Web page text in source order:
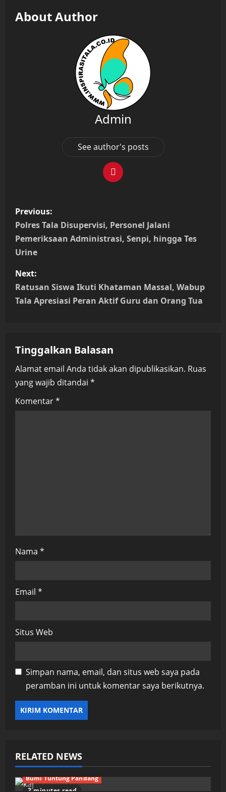
About Author
Admin
See author's posts
P
o
s
t
n
i
g
a
Previous:
Polres Tala Disupervisi, Personel Jalani
Pemeriksaan Administrasi, Senpi, hingga Tes
Urine
Next:
Ratusan Siswa Ikuti Khataman Massal, Wabup
Tala Apresiasi Peran Aktif Guru dan Orang Tua
Tinggalkan Balasan
Alamat email Anda tidak akan dipublikasikan. Ruas
yang wajib ditandai *
Komentar*
Nama *
Email *
Situs Web
Simpan nama, email, dan situs web saya pada
peramban ini untuk komentar saya berikutnya.
RELATED NEWS
2 minutes read
Bumi Tuntung Pandang